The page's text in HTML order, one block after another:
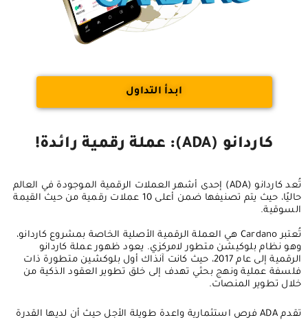
ابدأ التداول
كاردانو (ADA): عملة رقمية رائدة!
تُعد كاردانو (ADA) إحدى أشهر العملات الرقمية الموجودة في العالم
حاليًا، حيث يتم تصنيفها ضمن أعلى 10 عملات رقمية من حيث القيمة
السوقية.
تُعتبر Cardano هي العملة الرقمية الأصلية الخاصة بمشروع كاردانو،
وهو نظام بلوكيشن متطور لامركزي. يعود ظهور عملة كاردانو
الرقمية إلى عام 2017، حيث كانت آنذاك أول بلوكشين متطورة ذات
فلسفة عملية ونهج بحثي تهدف إلى خلق تطوير العقود الذكية من
خلال تطوير المنصات.
تقدم ADA فرص استثمارية واعدة طويلة الأجل حيث أن لديها القدرة